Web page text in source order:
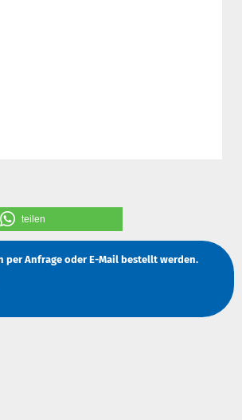
teilen
per AnfrageoderE-Mailbestellt werden.